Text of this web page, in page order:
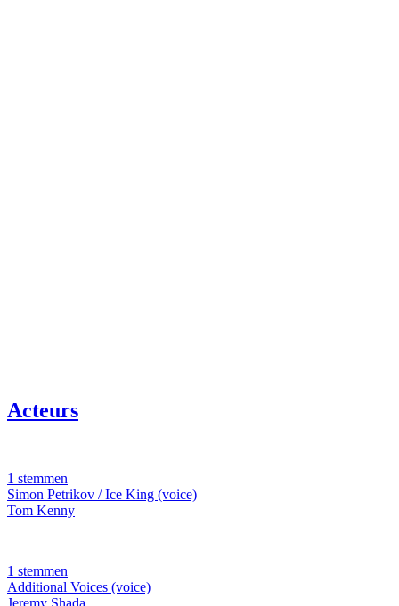
Acteurs
1 stemmen
Simon Petrikov / Ice King (voice)
Tom Kenny
1 stemmen
Additional Voices (voice)